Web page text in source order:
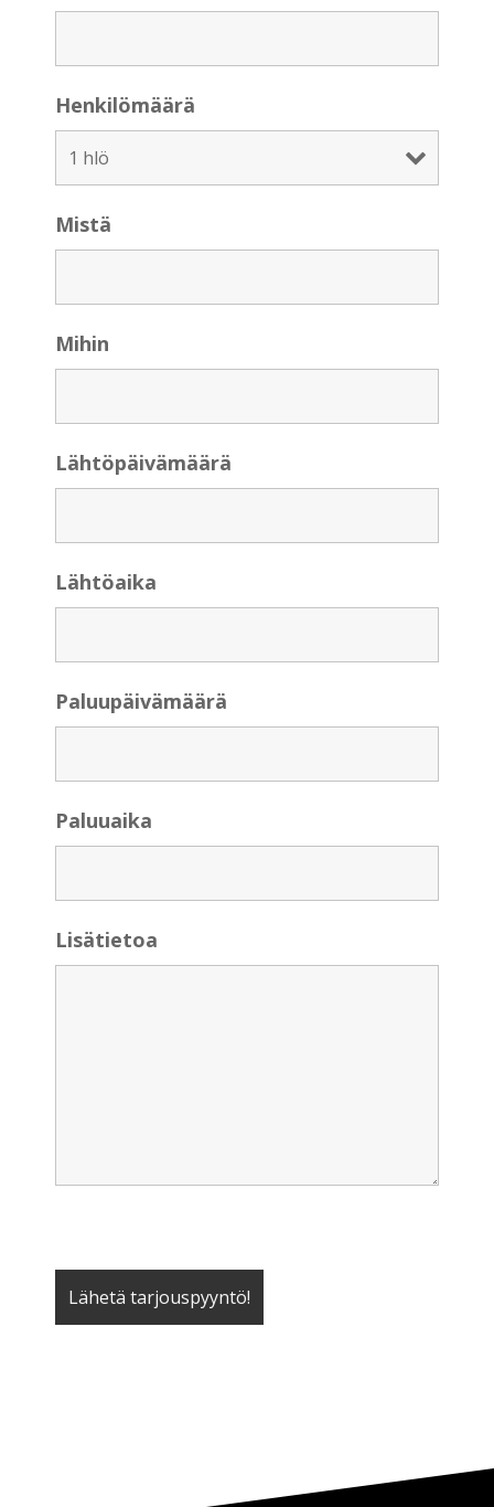
Henkilömäärä
Mistä
Mihin
Lähtöpäivämäärä
Lähtöaika
Paluupäivämäärä
Paluuaika
Lisätietoa